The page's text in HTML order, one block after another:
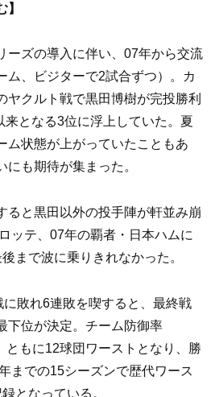
ズの導入に伴い、07年から交流
ム、ビジターで2試合ずつ）。カ
ヤクルト戦で黒田博樹が完投勝利
来となる3位に浮上していた。夏
ム状態が上がっていたこともあ
にも期待が集まった。
と黒田以外の投手陣が軒並み崩
ッテ、07年の覇者・日本ハムに
まで波に乗りきれなかった。
敗れ6連敗を喫すると、最終戦
下位が決定。チーム防御率
ともに12球団ワーストとなり、勝
までの15シーズンで歴代ワース
となっている。